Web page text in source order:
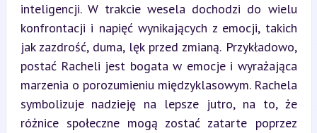
inteligencji. W trakcie wesela dochodzi do wielu
konfrontacji i napięć wynikających z emocji, takich
jak zazdrość, duma, lęk przed zmianą. Przykładowo,
postać Racheli jest bogata w emocje i wyrażająca
marzenia o porozumieniu międzyklasowym. Rachela
symbolizuje nadzieję na lepsze jutro, na to, że
różnice społeczne mogą zostać zatarte poprzez